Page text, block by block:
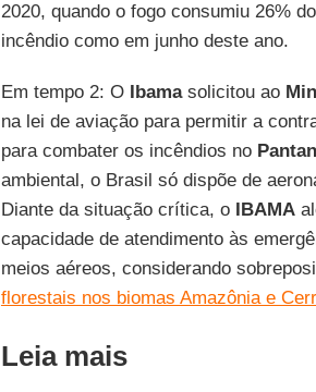
2020, quando o fogo consumiu 26%
incêndio como em junho deste ano.
Em tempo 2: O Ibamasolicitou ao
na lei de aviação para permitir a
para combater os incêndios no
ambiental, o Brasil só dispõe de
Diante da situação crítica, o IBAMA
capacidade de atendimento às
meios aéreos, considerando
florestais nos biomas Amazônia e
Leia mais